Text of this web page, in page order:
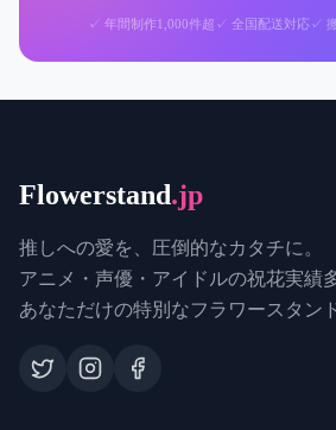
✓ 年間制作1,000件超 ✓ 全国配送対応 ✓
Flowerstand.jp
推しへの愛を、圧倒的なカタチに。
アニメ・声優・アイドルの祝花実績
あなただけの特別なフラワースタン